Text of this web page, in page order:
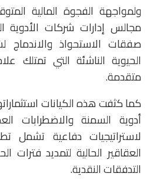
ولمواجهة الفجوة المالية
مجالس إدارات شركات الأدوية
صفقات الاستحواذ والاندماج
الحيوية الناشئة التي تمتلك
متقدمة.
كما كثفت هذه الكيانات
أدوية السمنة والاضطرابات
لاستراتيجيات دفاعية تشمل
العقاقير الحالية لتمديد فترات
التدفقات النقدية.